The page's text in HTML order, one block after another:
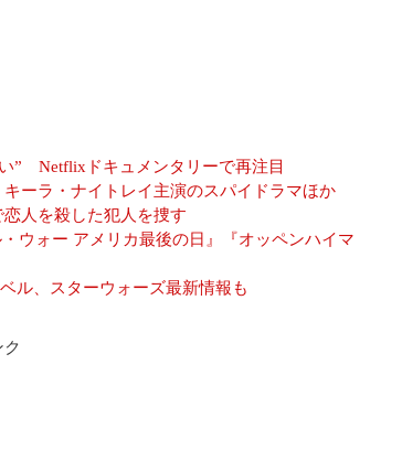
” Netflixドキュメンタリーで再注目
ーラ・ナイトレイ主演のスパイドラマほか
人を殺した犯人を捜す
ウォー アメリカ最後の日』『オッペンハイマ
ル、スターウォーズ最新情報も